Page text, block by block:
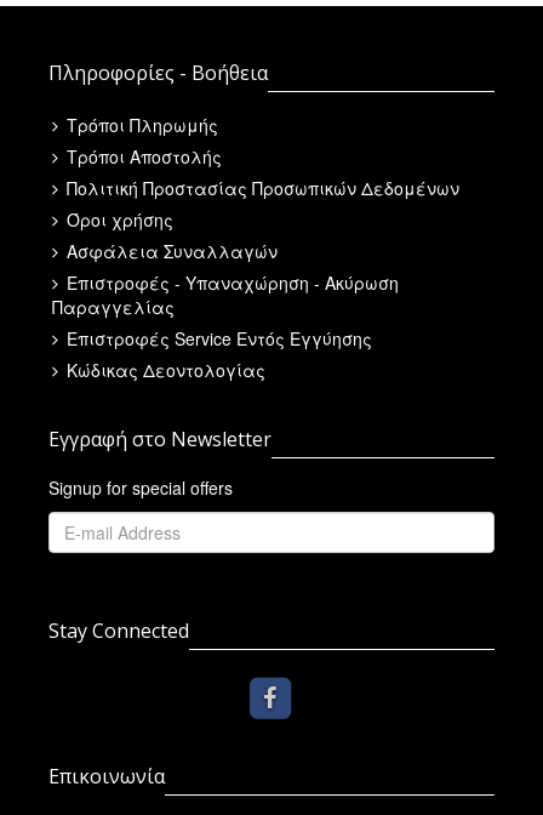
Πληροφορίες - Βοήθεια
Τρόποι Πληρωμής
Τρόποι Αποστολής
Πολιτική Προστασίας Προσωπικών Δεδομένων
Όροι χρήσης
Ασφάλεια Συναλλαγών
Επιστροφές - Υπαναχώρηση - Ακύρωση
Παραγγελίας
Επιστροφές Service Εντός Εγγύησης
Κώδικας Δεοντολογίας
Εγγραφή στο Newsletter
Signup for special offers
Stay Connected
Επικοινωνία